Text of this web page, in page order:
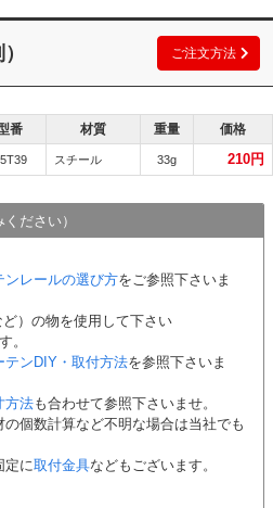
ご注文方法
番 材質 重量 価格
スチール 33g 210円
ださい）
ンレールの選び方をご参照下さいま
）の物を使用して下さい
。
テンDIY・取付方法を参照下さいま
方法も合わせて参照下さいませ。
個数計算など不明な場合は当社でも
定に取付金具などもございます。